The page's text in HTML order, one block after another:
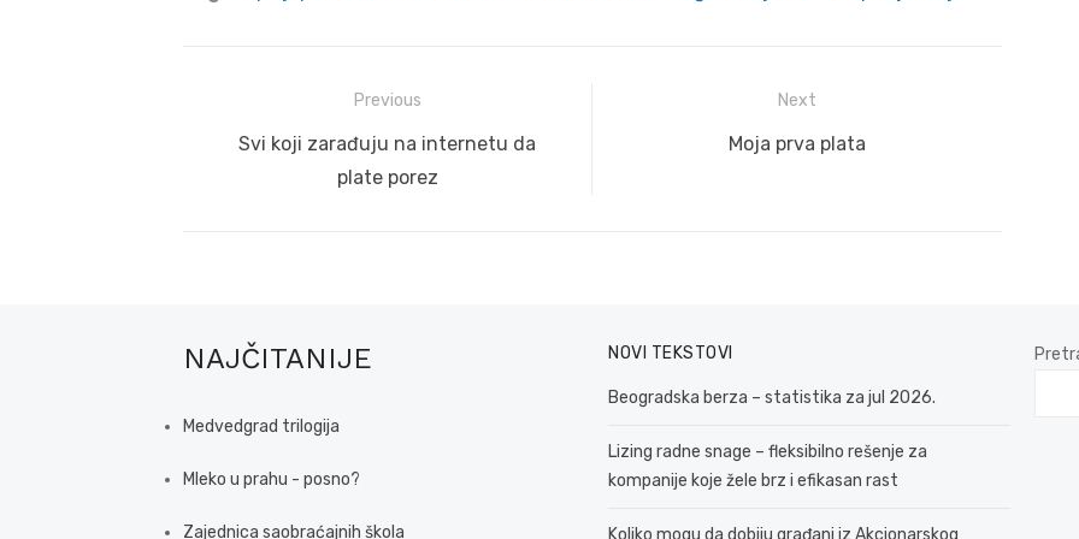
navigation
Previous
Previous
Svi koji zarađuju na internetu da
plate porez
Next
Next
Moja prva plata
NAJČITANIJE
Medvedgrad trilogija
Mleko u prahu - posno?
Zajednica saobraćajnih škola
NOVI TEKSTOVI
Beogradska berza – statistika za jul 2026.
Lizing radne snage – fleksibilno rešenje za
kompanije koje žele brz i efikasan rast
Koliko mogu da dobiju građani iz Akcionarskog